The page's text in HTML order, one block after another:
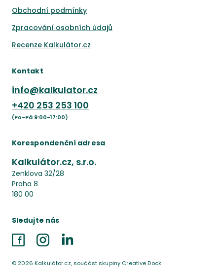
Obchodní podmínky
Zpracování osobních údajů
Recenze Kalkulátor.cz
Kontakt
info@kalkulator.cz
+420 253 253 100
(Po-Pá 9:00-17:00)
Korespondenční adresa
Kalkulátor.cz, s.r.o.
Zenklova 32/28
Praha 8
180 00
Sledujte nás
FacebookInstagramLinkedIn
© 2026 Kalkulátor.cz, součást skupiny Creative Dock